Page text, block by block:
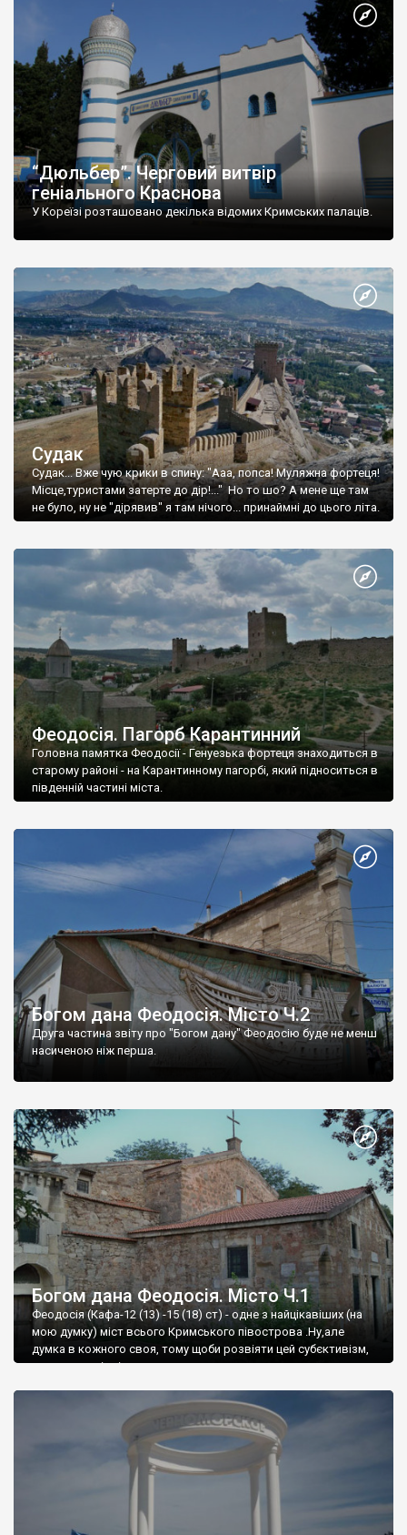
“Дюльбер”. Черговий витвір
геніального Краснова
У Кореїзі розташовано декілька відомих Кримських палаців.
Судак
Судак... Вже чую крики в спину: "Ааа, попса! Муляжна фортеця!
Місце,туристами затерте до дір!..." Но то шо? А мене ще там
не було, ну не "дірявив" я там нічого... принаймні до цього літа.
Феодосія. Пагорб Карантинний
Головна памятка Феодосії - Генуезька фортеця знаходиться в
старому районі - на Карантинному пагорбі, який підноситься в
південній частині міста.
Богом дана Феодосія. Місто Ч.2
Друга частина звіту про "Богом дану" Феодосію буде не менш
насиченою ніж перша.
Богом дана Феодосія. Місто Ч.1
Феодосія (Кафа-12 (13) -15 (18) ст) - одне з найцікавіших (на
мою думку) міст всього Кримського півострова .Ну,але
думка в кожного своя, тому щоби розвіяти цей субєктивізм,
запрошую відвідати це